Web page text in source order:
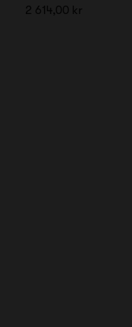
2 614,00 kr